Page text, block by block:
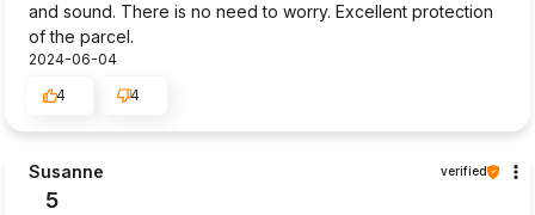
and sound. There is no need to worry. Excellent protection
of the parcel.
2024-06-04
4
4
Susanne verified
5